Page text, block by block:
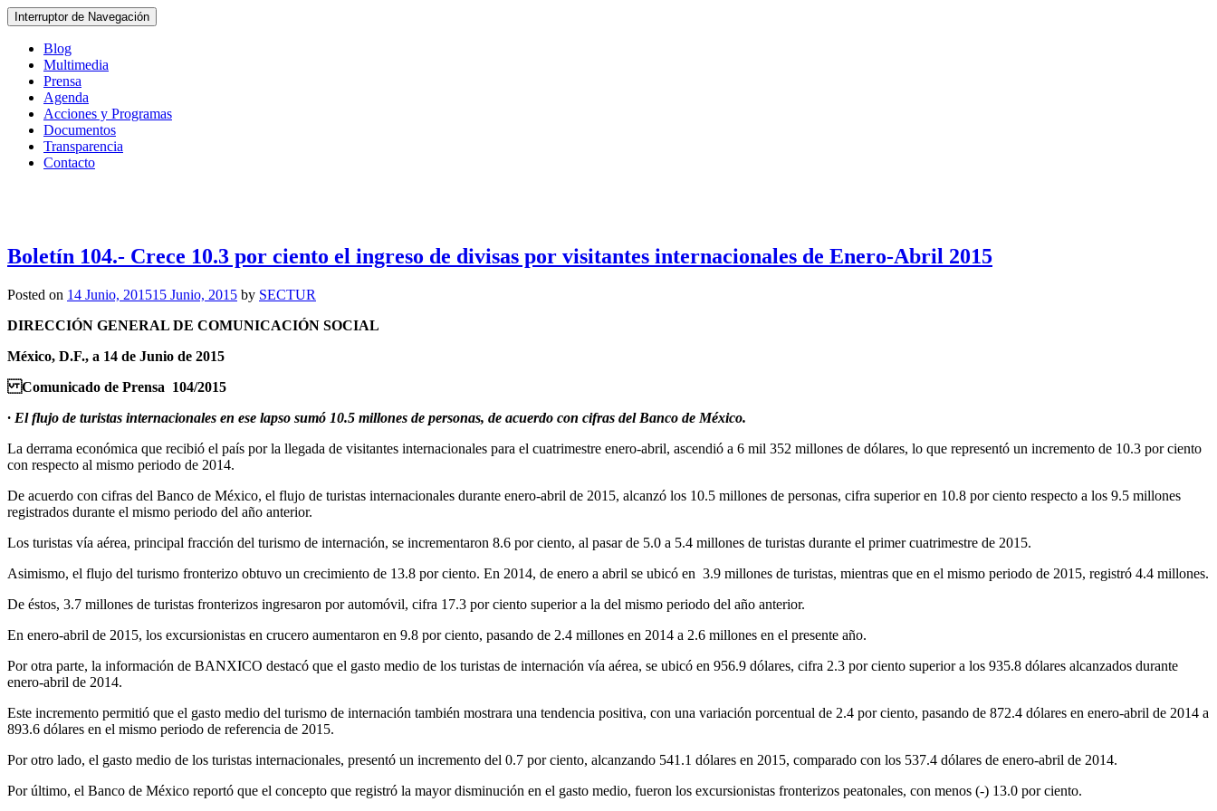
Interruptor de Navegación
Blog
Multimedia
Prensa
Agenda
Acciones y Programas
Documentos
Transparencia
Contacto
Boletín 104.- Crece 10.3 por ciento el ingreso de divisas por visitantes internacionales de Enero-Abril 2015
Posted on 14 Junio, 201515 Junio, 2015 by SECTUR
DIRECCIÓN GENERAL DE COMUNICACIÓN SOCIAL
México, D.F., a 14 de Junio de 2015
Comunicado de Prensa 104/2015
· El flujo de turistas internacionales en ese lapso sumó 10.5 millones de personas, de acuerdo con cifras del Banco de México.
La derrama económica que recibió el país por la llegada de visitantes internacionales para el cuatrimestre enero-abril, ascendió a 6 mil 352 millones de dólares, lo que representó un incremento de 10.3 por ciento
con respecto al mismo periodo de 2014.
De acuerdo con cifras del Banco de México, el flujo de turistas internacionales durante enero-abril de 2015, alcanzó los 10.5 millones de personas, cifra superior en 10.8 por ciento respecto a los 9.5 millones
registrados durante el mismo periodo del año anterior.
Los turistas vía aérea, principal fracción del turismo de internación, se incrementaron 8.6 por ciento, al pasar de 5.0 a 5.4 millones de turistas durante el primer cuatrimestre de 2015.
Asimismo, el flujo del turismo fronterizo obtuvo un crecimiento de 13.8 por ciento. En 2014, de enero a abril se ubicó en 3.9 millones de turistas, mientras que en el mismo periodo de 2015, registró 4.4 millones.
De éstos, 3.7 millones de turistas fronterizos ingresaron por automóvil, cifra 17.3 por ciento superior a la del mismo periodo del año anterior.
En enero-abril de 2015, los excursionistas en crucero aumentaron en 9.8 por ciento, pasando de 2.4 millones en 2014 a 2.6 millones en el presente año.
Por otra parte, la información de BANXICO destacó que el gasto medio de los turistas de internación vía aérea, se ubicó en 956.9 dólares, cifra 2.3 por ciento superior a los 935.8 dólares alcanzados durante
enero-abril de 2014.
Este incremento permitió que el gasto medio del turismo de internación también mostrara una tendencia positiva, con una variación porcentual de 2.4 por ciento, pasando de 872.4 dólares en enero-abril de 2014 a
893.6 dólares en el mismo periodo de referencia de 2015.
Por otro lado, el gasto medio de los turistas internacionales, presentó un incremento del 0.7 por ciento, alcanzando 541.1 dólares en 2015, comparado con los 537.4 dólares de enero-abril de 2014.
Por último, el Banco de México reportó que el concepto que registró la mayor disminución en el gasto medio, fueron los excursionistas fronterizos peatonales, con menos (-) 13.0 por ciento.